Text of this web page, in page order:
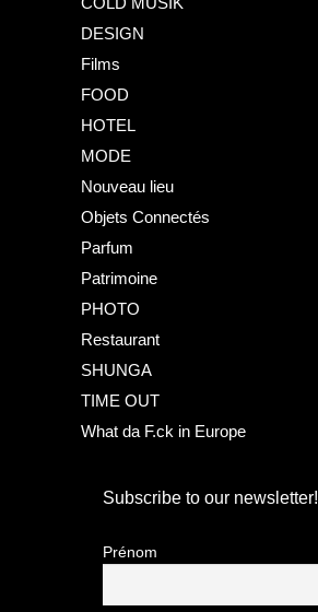
DESIGN
Films
FOOD
HOTEL
MODE
Nouveau lieu
Objets Connectés
Parfum
Patrimoine
PHOTO
Restaurant
SHUNGA
TIME OUT
What da F.ck in Europe
Subscribe to our newsletter!
Prénom